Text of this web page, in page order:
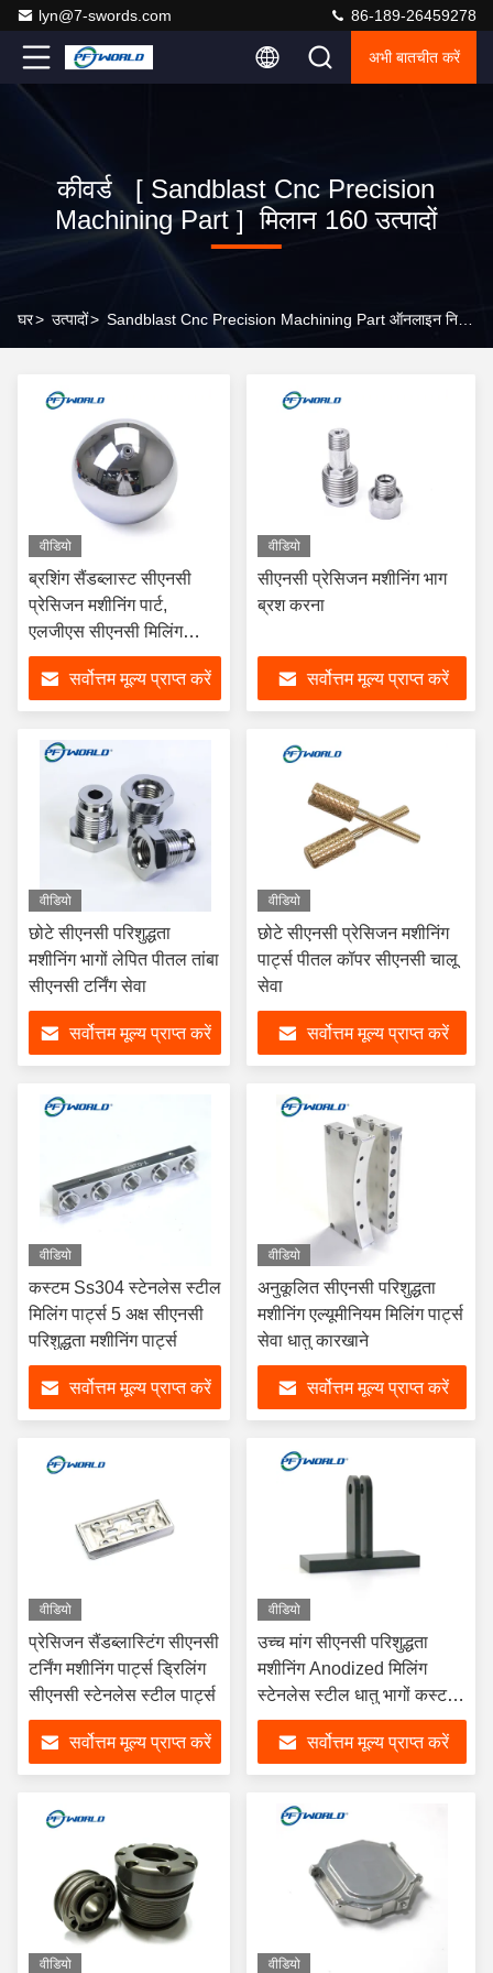
lyn@7-swords.com 86-189-26459278
अभी बातचीत करें
कीवर्ड [ Sandblast Cnc Precision
Machining Part ] मिलान 160 उत्पादों
घर> उत्पादों>
वीडियो
ब्रशिंग सैंडब्लास्ट सीएनसी
प्रेसिजन मशीनिंग पार्ट,
एलजीएस सीएनसी मिलिंग
मशीनिंग सर्विस
सर्वोत्तम मूल्य प्राप्त करें
वीडियो
सीएनसी प्रेसिजन मशीनिंग भाग
ब्रश करना
सर्वोत्तम मूल्य प्राप्त करें
वीडियो
छोटे सीएनसी परिशुद्धता
मशीनिंग भागों लेपित पीतल तांबा
सीएनसी टर्निंग सेवा
सर्वोत्तम मूल्य प्राप्त करें
वीडियो
छोटे सीएनसी प्रेसिजन मशीनिंग
पार्ट्स पीतल कॉपर सीएनसी चालू
सेवा
सर्वोत्तम मूल्य प्राप्त करें
वीडियो
कस्टम Ss304 स्टेनलेस स्टील
मिलिंग पार्ट्स 5 अक्ष सीएनसी
परिशुद्धता मशीनिंग पार्ट्स
सर्वोत्तम मूल्य प्राप्त करें
वीडियो
अनुकूलित सीएनसी परिशुद्धता
मशीनिंग एल्यूमीनियम मिलिंग पार्ट्स
सेवा धातु कारखाने
सर्वोत्तम मूल्य प्राप्त करें
वीडियो
प्रेसिजन सैंडब्लास्टिंग सीएनसी
टर्निंग मशीनिंग पार्ट्स ड्रिलिंग
सीएनसी स्टेनलेस स्टील पार्ट्स
सर्वोत्तम मूल्य प्राप्त करें
वीडियो
उच्च मांग सीएनसी परिशुद्धता
मशीनिंग Anodized मिलिंग
स्टेनलेस स्टील धातु भागों कस्टम
एल्यूमीनियम सेवा
सर्वोत्तम मूल्य प्राप्त करें
वीडियो वीडियो